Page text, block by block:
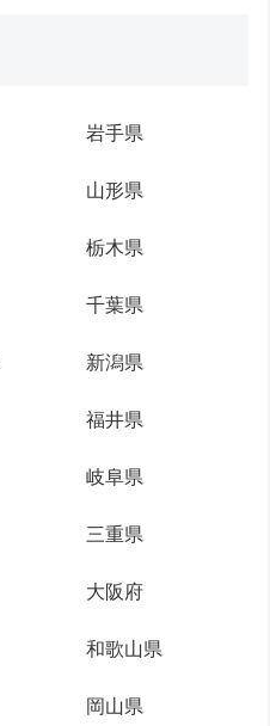
岩手県
山形県
栃木県
千葉県
新潟県
福井県
岐阜県
三重県
大阪府
和歌山県
岡山県